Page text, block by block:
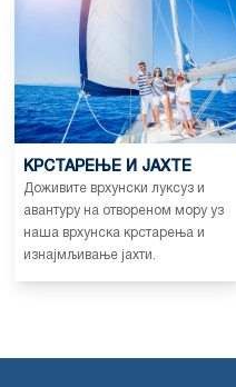
КРСТАРЕЊЕ И ЈАХТЕ
Доживите врхунски луксуз и
авантуру на отвореном мору уз
наша врхунска крстарења и
изнајмљивање јахти.